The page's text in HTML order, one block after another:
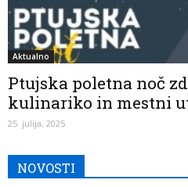
Aktualno
Ptujska poletna noč
kulinariko in mestni
25. julija, 2025
NOVOSTI